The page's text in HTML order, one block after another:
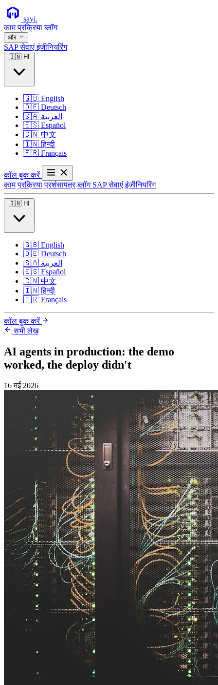
savi.
काम प्रक्रिया ब्लॉग
और
SAP सेवाएंइंजीनियरिंग
🇮🇳 HI
🇬🇧 English
🇩🇪 Deutsch
🇸🇦 العربية
🇪🇸 Español
🇨🇳 中文
🇮🇳 हिन्दी
🇫🇷 Français
कॉल बुक करें
काम प्रक्रिया प्रशंसापत्र ब्लॉग SAP सेवाएं इंजीनियरिंग
🇮🇳 HI
🇬🇧 English
🇩🇪 Deutsch
🇸🇦 العربية
🇪🇸 Español
🇨🇳 中文
🇮🇳 हिन्दी
🇫🇷 Français
कॉल बुक करें
सभी लेख
AI agents in production: the demo
worked, the deploy didn't
16 मई 2026